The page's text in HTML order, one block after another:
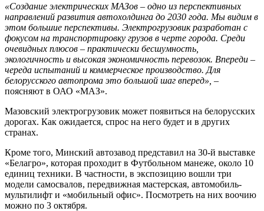
«Создание электрических МАЗов – одно из перспективных
направлений развития автохолдинга до 2030 года. Мы видим в
этом большие перспективы. Электрогрузовик разработан с
фокусом на транспортировку грузов в черте города. Среди
очевидных плюсов – практически бесшумность,
экологичность и высокая экономичность перевозок. Впереди –
череда испытаний и коммерческое производство. Для
белорусского автопрома это большой шаг вперед», –
поясняют в ОАО «МАЗ».
Мазовский электрогрузовик может появиться на белорусских
дорогах. Как ожидается, спрос на него будет и в других
странах.
Кроме того, Минский автозавод представил на 30-й выставке
«Белагро», которая проходит в Футбольном манеже, около 10
единиц техники. В частности, в экспозицию вошли три
модели самосвалов, передвижная мастерская, автомобиль-
мультилифт и «мобильный офис». Посмотреть на них воочию
можно по 3 октября.